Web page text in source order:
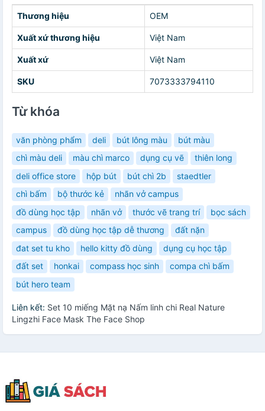
Thương hiệu OEM
Xuất xứ thương hiệu Việt Nam
Xuất xứ Việt Nam
SKU 7073333794110
Từ khóa
văn phòng phẩm deli bút lông màu
bút màu
chì màu deli
màu chì marco dụng cụ vẽ
thiên long
deli office store
hộp bút bút chì 2b
staedtler
chì bấm
bộ thước kẻ
nhãn vở campus
đồ dùng học tập
nhãn vở thước vẽ trang trí
bọc sách
campus
đồ dùng học tập dễ thương
đất nặn
đat set tu kho
hello kitty đồ dùng
dụng cụ học tập
đất set
honkai compass học sinh
compa chì bấm
bút hero team
Liên kết: Set 10 miếng Mặt nạ Nấm linh chi Real Nature
Lingzhi Face Mask The Face Shop